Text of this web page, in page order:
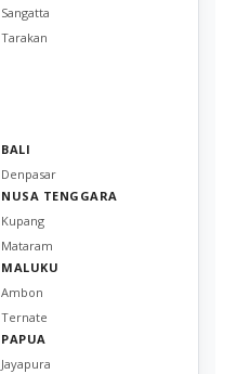
Sangatta
Tarakan
BALI
Denpasar
NUSA TENGGARA
Kupang
Mataram
MALUKU
Ambon
Ternate
PAPUA
Jayapura